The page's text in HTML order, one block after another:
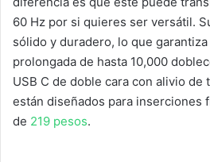
60 Hz por si quieres ser versátil.
sólido y duradero, lo que
prolongada de hasta 10,000
USB C de doble cara con alivio
están diseñados para inserciones
de 219 pesos.